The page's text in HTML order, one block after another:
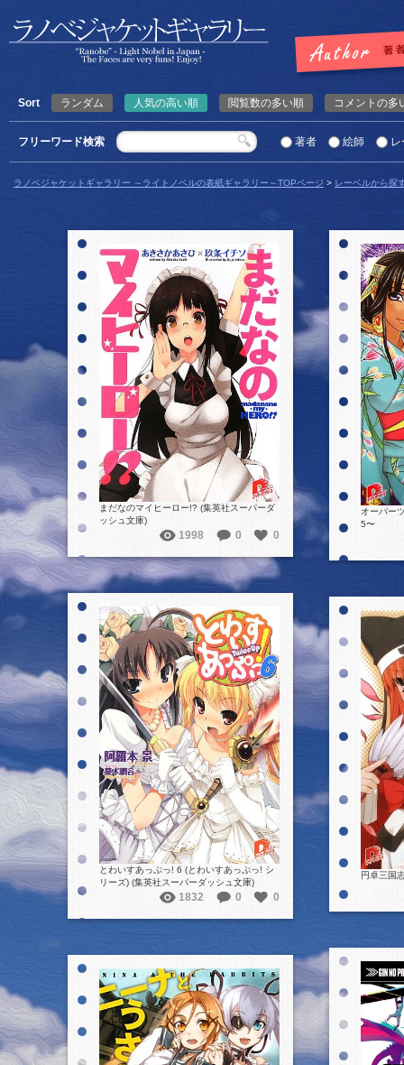
Sort ランダム 人気の高い順 閲覧数の多い順 コメントの多
フリーワード検索 著者 絵師 レ
ラノベジャケットギャラリー ～ライトノベルの表紙ギャラリー～TOPページ > レーベルから探
詳細を見る
まだなのマイヒーロー!? (集英社スーパーダ
ッシュ文庫)
1998 0 0
オーパー
5〜
詳細を見る
とわいすあっぷっ! 6 (とわいすあっぷっ! シ
リーズ) (集英社スーパーダッシュ文庫)
1832 0 0
円卓三国